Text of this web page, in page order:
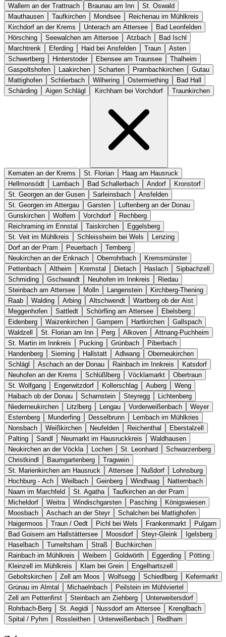
Wallern an der Trattnach
Braunau am Inn
St. Oswald
Mauthausen
Taufkirchen Mondsee
Reichenau im Mühlkreis
Kirchdorf an der Krems
Unterach am Attersee
Bad Leonfelden
Hörsching
Seewalchen am Attersee Atzbach
Bad Ischl
Marchtrenk
Eferding Haid bei Ansfelden Traun
Asten
Schwertberg
Hinterstoder Ebensee am Traunsee
Thalheim
Gaspoltshofen
Laakirchen Scharten Prambachkirchen
Gutau
Mattighofen
Schlierbach Wilhering Ostermiething
Bad Hall
Schärding
Aigen Schlägl Kirchham bei Vorchdorf Traunkirchen
Kematen an der Krems St. Florian
Haag am Hausruck
Hellmonsödt
Lambach Bad Schallerbach Andorf
Kronstorf
St. Georgen an der Gusen
Sarleinsbach
Ansfelden
St. Georgen im Attergau
Garsten
Luftenberg an der Donau
Gunskirchen
Wolfern Vorchdorf
Rechberg
Reichraming im Ennstal
Taiskirchen
Eggelsberg
St. Veit im Mühlkreis
Schleissheim bei Wels
Lenzing
Dorf an der Pram
Peuerbach
Ternberg
Neukirchen an der Enknach
Oberrohrbach
Kremsmünster
Pettenbach
Altheim Kremstal Dietach Haslach
Sipbachzell
Schmiding
Gschwandt Neuhofen im Innkreis
Riedau
Steinbach am Attersee
Molln Langenstein
Kirchberg-Thening
Raab
Walding Arbing Altschwendt
Wartberg ob der Aist
Meggenhofen
Sattledt Schörfling am Attersee
Ebelsberg
Eidenberg
Waizenkirchen Gampern Hartkirchen
Gallspach
Waldzell
St. Florian am Inn Perg Alkoven
Attnang-Puchheim
St. Martin im Innkreis
Pucking Grünbach
Piberbach
Handenberg
Sierning Hallstatt Adlwang
Oberneukirchen
Schlägl
Aschach an der Donau Rainbach im Innkreis
Katsdorf
Neuhofen an der Krems
Schlüßlberg Vöcklamarkt
Obertraun
St. Wolfgang
Engerwitzdorf Kollerschlag Auberg
Weng
Haibach ob der Donau
Scharnstein Steyregg
Lichtenberg
Niederneukirchen
Litzlberg Lengau Vorderweißenbach
Weyer
Esternberg
Munderfing Desselbrunn
Lembach im Mühlkries
Nonsbach
Weißkirchen Neufelden Reichenthal
Eberstalzell
Palting
Sandl Neumarkt im Hausruckkreis
Waldhausen
Neukirchen an der Vöckla
Lochen St. Leonhard
Schwarzenberg
Christkindl
Baumgartenberg
Tragwein
St. Marienkirchen am Hausruck
Attersee Nußdorf
Lohnsburg
Hochburg - Ach
Weilbach Geinberg Windhaag
Natternbach
Naarn im Marchfeld
St. Agatha
Taufkirchen an der Pram
Micheldorf
Weitra Windischgarsten Pasching
Königswiesen
Moosbach
Aschach an der Steyr
Schalchen bei Mattighofen
Haigermoos
Traun / Oedt Pichl bei Wels Frankenmarkt
Pulgarn
Bad Goisern am Hallstättersee
Moosdorf Steyr-Gleink
Igelsberg
Haselbach
Tumeltsham Straß
Buchkirchen
Rainbach im Mühlkreis
Weibern Goldwörth Eggerding
Pötting
Kleinzell im Mühlkreis
Klam bei Grein
Engelhartszell
Geboltskirchen
Zell am Moos Wolfsegg Schiedlberg
Kefermarkt
Grünau im Almtal
Michaelnbach
Peilstein im Mühlviertel
Zell am Pettenfirst
Steinbach am Ziehberg
Unterweitersdorf
Rohrbach-Berg
St. Aegidi Nussdorf am Attersee
Krenglbach
Spital / Pyhrn
Rossleithen Unterweißenbach Redlham